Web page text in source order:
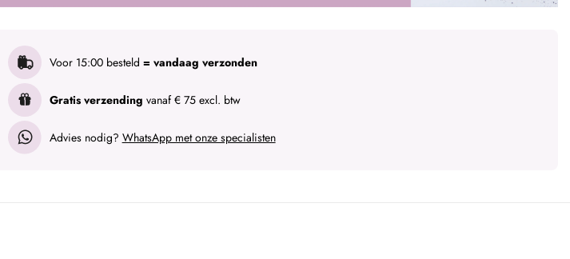
Voor 15:00 besteld = vandaag verzonden
Gratis verzending vanaf € 75 excl. btw
Advies nodig? WhatsApp met onze specialisten